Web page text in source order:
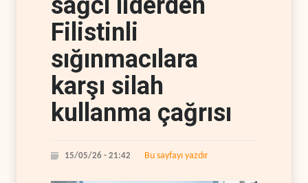
Filistinli
sığınmacılara
karşı silah
kullanma çağrısı
15/05/26 - 21:42 Bu sayfayı yazdır